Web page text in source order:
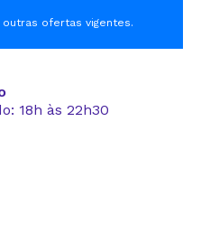
ofertas vigentes.
18h às 22h30